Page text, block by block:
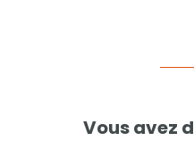
Vous avez